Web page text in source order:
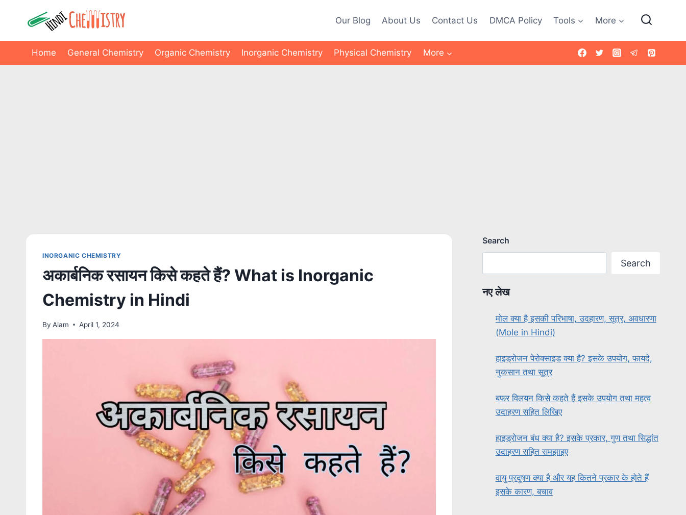
Our Blog About Us Contact Us DMCA Policy Tools More
Home General Chemistry Organic Chemistry Inorganic Chemistry Physical Chemistry More
INORGANIC CHEMISTRY
अकार्बनिक रसायन किसे कहते हैं? What is Inorganic
Chemistry in Hindi
By Alam April 1, 2024
Search
Search
नए लेख
मोल क्या है इसकी परिभाषा, उदहारण, सूत्र, अवधारणा
(Mole in Hindi)
हाइड्रोजन पेरोक्साइड क्या है? इसके उपयोग, फायदे,
नुकसान तथा सूत्र
बफर विलयन किसे कहते हैं इसके उपयोग तथा महत्व
उदाहरण सहित लिखिए
हाइड्रोजन बंध क्या है? इसके प्रकार, गुण तथा सिद्धांत
उदाहरण सहित समझाइए
वायु प्रदूषण क्या है और यह कितने प्रकार के होते हैं
इसके कारण, बचाव